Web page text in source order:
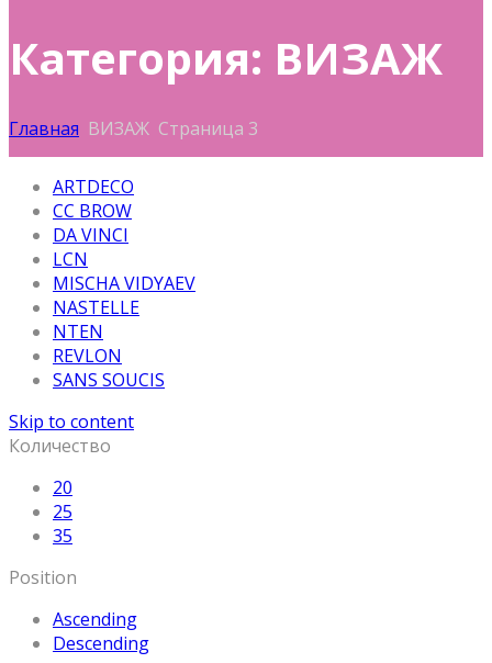
Категория: ВИЗАЖ
Главная ВИЗАЖ Страница 3
ARTDECO
CC BROW
DA VINCI
LCN
MISCHA VIDYAEV
NASTELLE
NTEN
REVLON
SANS SOUCIS
Skip to content
Количество
20
25
35
Position
Ascending
Descending